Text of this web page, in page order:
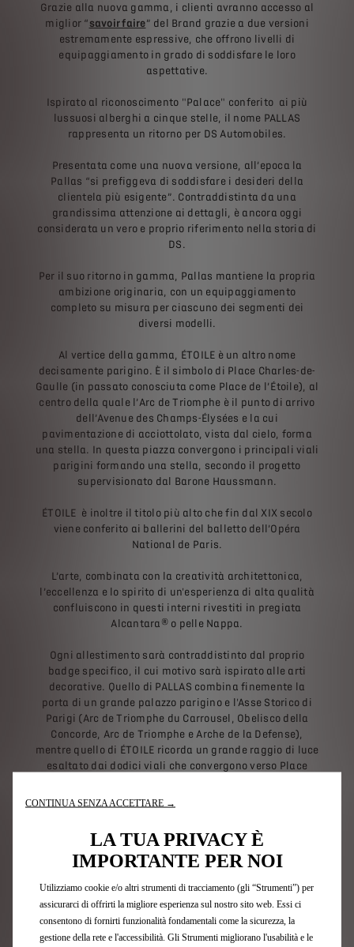
Grazie alla nuova gamma, i clienti avranno accesso al
miglior “ savoir faire” del Brand grazie a due versioni
estremamente espressive, che offrono livelli di
equipaggiamento in grado di soddisfare le loro
aspettative.
Ispirato al riconoscimento "Palace" conferito ai più
lussuosi alberghi a cinque stelle, il nome PALLAS
rappresenta un ritorno per DS Automobiles.
Presentata come una nuova versione, all’epoca la
Pallas “si prefiggeva di soddisfare i desideri della
clientela più esigente”. Contraddistinta da una
grandissima attenzione ai dettagli, è ancora oggi
considerata un vero e proprio riferimento nella storia di
DS.
Per il suo ritorno in gamma, Pallas mantiene la propria
ambizione originaria, con un equipaggiamento
completo su misura per ciascuno dei segmenti dei
diversi modelli.
Al vertice della gamma, ÉTOILE è un altro nome
decisamente parigino. È il simbolo di Place Charles-de-
Gaulle (in passato conosciuta come Place de l’Étoile), al
centro della quale l’Arc de Triomphe è il punto di arrivo
dell’Avenue des Champs-Élysées e la cui
pavimentazione di acciottolato, vista dal cielo, forma
una stella. In questa piazza convergono i principali viali
parigini formando una stella, secondo il progetto
supervisionato dal Barone Haussmann.
ÉTOILE è inoltre il titolo più alto che fin dal XIX secolo
viene conferito ai ballerini del balletto dell’Opéra
National de Paris.
L’arte, combinata con la creatività architettonica,
l’eccellenza e lo spirito di un'esperienza di alta qualità
confluiscono in questi interni rivestiti in pregiata
Alcantara® o pelle Nappa.
Ogni allestimento sarà contraddistinto dal proprio
badge specifico, il cui motivo sarà ispirato alle arti
decorative. Quello di PALLAS combina finemente la
porta di un grande palazzo parigino e l'Asse Storico di
Parigi (Arc de Triomphe du Carrousel, Obelisco della
Concorde, Arc de Triomphe e Arche de la Defense),
mentre quello di ÉTOILE ricorda un grande raggio di luce
esaltato dai dodici viali che convergono verso Place
1970.
La nuova gamma è stata lanciata inizialmente su
ad aprile.
Scoprite le nuove versioni su DS
4
CONTINUA SENZA ACCETTARE →
LA TUA PRIVACY È
IMPORTANTE PER NOI
Utilizziamo cookie e/o altri strumenti di tracciamento (gli “Strumenti”) per
assicurarci di offrirti la migliore esperienza sul nostro sito web. Essi ci
consentono di fornirti funzionalità fondamentali come la sicurezza, la
gestione della rete e l'accessibilità. Gli Strumenti migliorano l'usabilità e le